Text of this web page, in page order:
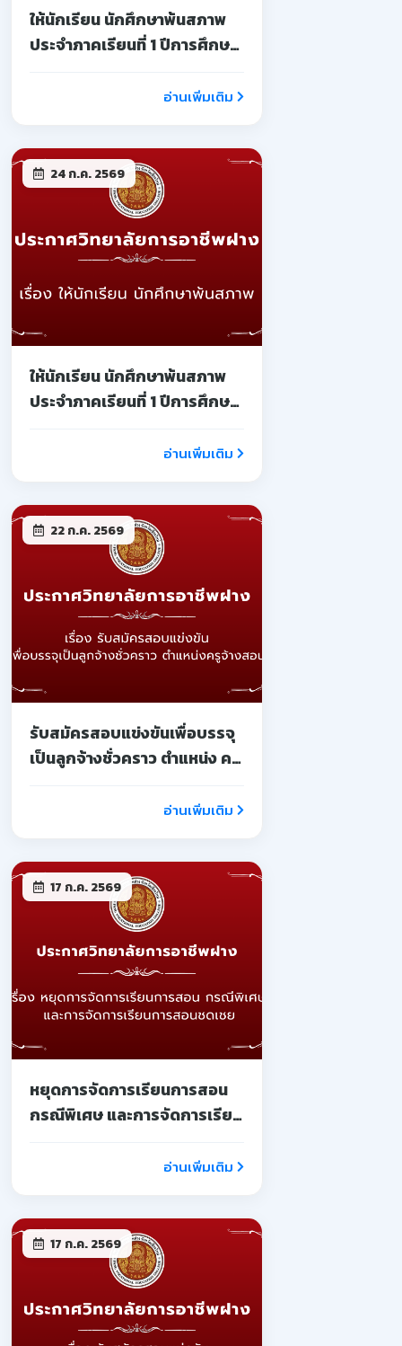
ให้นักเรียน นักศึกษาพ้นสภาพ
ประจำภาคเรียนที่ 1 ปีการศึกษา
อ่านเพิ่มเติม
24 ก.ค. 2569
ให้นักเรียน นักศึกษาพ้นสภาพ
ประจำภาคเรียนที่ 1 ปีการศึกษา
อ่านเพิ่มเติม
22 ก.ค. 2569
รับสมัครสอบแข่งขันเพื่อบรรจุ
เป็นลูกจ้างชั่วคราว ตำแหน่ง ครู
อ่านเพิ่มเติม
17 ก.ค. 2569
หยุดการจัดการเรียนการสอน
กรณีพิเศษ และการจัดการเรียน
อ่านเพิ่มเติม
17 ก.ค. 2569